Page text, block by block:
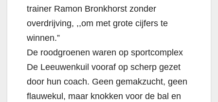
trainer Ramon Bronkhorst zonder
overdrijving, ,,om met grote cijfers te
winnen.”
De roodgroenen waren op sportcomplex
De Leeuwenkuil vooraf op scherp gezet
door hun coach. Geen gemakzucht, geen
flauwekul, maar knokken voor de bal en